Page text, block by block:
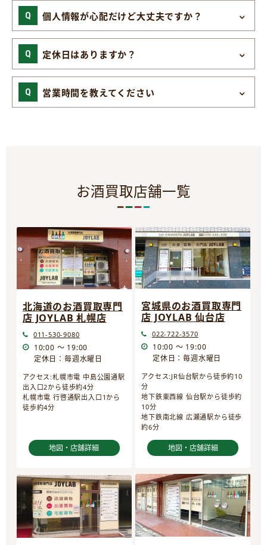
個人情報が心配だけど大丈夫ですか？
定休日はありますか？
営業時間を教えてください
お酒買取店舗一覧
北海道のお酒買取専門
店 JOYLAB 札幌店
011-530-9080
10:00 ～ 19:00
定休日：毎週水曜日
アクセス:札幌市電 中島公園通駅
出入口2から徒歩約4分
札幌市電 行啓通駅出入口1から
徒歩約4分
地図・店舗詳細
宮城県のお酒買取専門
店 JOYLAB 仙台店
022-722-3570
10:00 ～ 19:00
定休日：毎週水曜日
アクセス:JR仙台駅から徒歩約10
分
地下鉄東西線 仙台駅から徒歩約
10分
地下鉄南北線 広瀬通駅から徒歩
約6分
地図・店舗詳細